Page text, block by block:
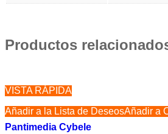
Productos
VISTA RÁPIDA
Añadir a la Lista de DeseosAñadir a
Pantimedia Cybele